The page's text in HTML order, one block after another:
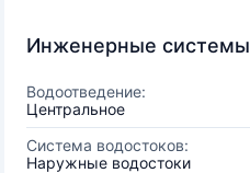
Инженерные системы
Водоотведение:
Центральное
Система водостоков:
Наружные водостоки